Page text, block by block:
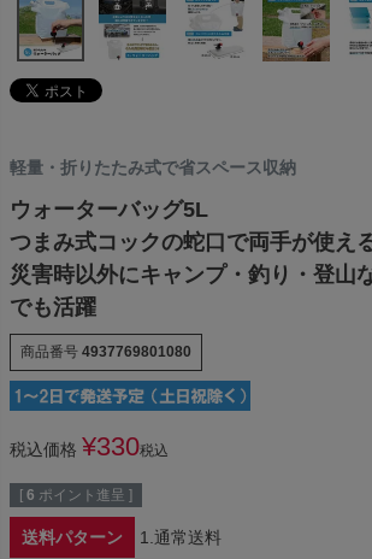
軽量・折りたたみ式で省スペース収納
ウォーターバッグ5L
つまみ式コックの蛇口で両手が使え
災害時以外にキャンプ・釣り・登山
でも活躍
商品番号 4937769801080
税込価格 ¥330税込
[ 6 ポイント進呈 ]
送料パターン 1.通常送料